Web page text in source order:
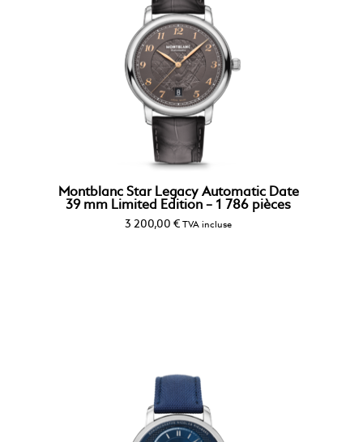
Montblanc Star Legacy Automatic Date
39 mm Limited Edition – 1 786 pièces
3 200,00 € TVA incluse